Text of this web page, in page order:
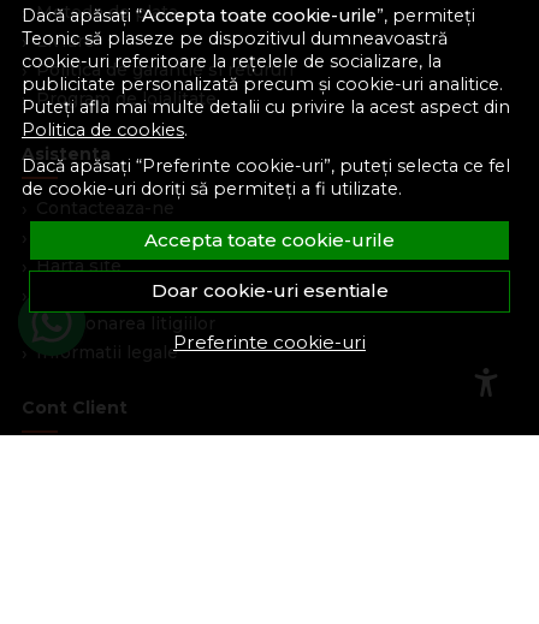
Dacă apăsați “Accepta toate cookie-urile”, permiteți
Teonic să plaseze pe dispozitivul dumneavoastră
cookie-uri referitoare la rețelele de socializare, la
publicitate personalizată precum și cookie-uri analitice.
Puteți afla mai multe detalii cu privire la acest aspect din
Politica de cookies.
Dacă apăsați “Preferinte cookie-uri”, puteți selecta ce fel
de cookie-uri doriți să permiteți a fi utilizate.
Accepta toate cookie-urile
Doar cookie-uri esentiale
Preferinte cookie-uri
Metode de plata
Livrare
Politica de garantie si retururi
Program de loialitate
Asistenta
Contacteaza-ne
Intrebari frecvente
Harta site
Solutionarea litigiilor
Informatii legale
Cont Client